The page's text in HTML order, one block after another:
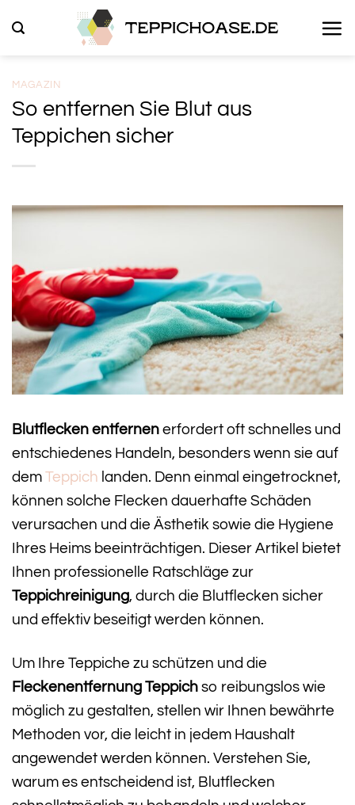
Inhalt
MAGAZIN
So entfernen Sie Blut aus
Teppichen sicher
Blutflecken entfernen erfordert oft schnelles und
entschiedenes Handeln, besonders wenn sie auf
dem Teppich landen. Denn einmal eingetrocknet,
können solche Flecken dauerhafte Schäden
verursachen und die Ästhetik sowie die Hygiene
Ihres Heims beeinträchtigen. Dieser Artikel bietet
Ihnen professionelle Ratschläge zur
Teppichreinigung, durch die Blutflecken sicher
und effektiv beseitigt werden können.
Um Ihre Teppiche zu schützen und die
Fleckenentfernung Teppich so reibungslos wie
möglich zu gestalten, stellen wir Ihnen bewährte
Methoden vor, die leicht in jedem Haushalt
angewendet werden können. Verstehen Sie,
warum es entscheidend ist, Blutflecken